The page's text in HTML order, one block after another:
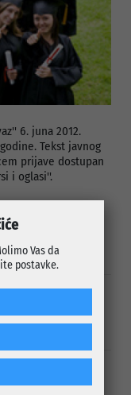
6. juna 2012.
Tekst javnog
prijave dostupan
i oglasi''.
Vas da
postavke.